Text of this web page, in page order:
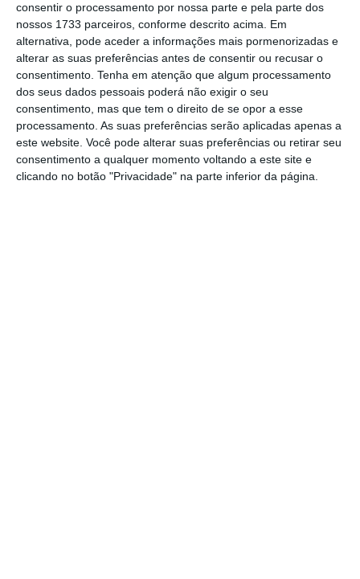
consentir o processamento por nossa parte e pela parte dos
nossos 1733 parceiros, conforme descrito acima. Em
alternativa, pode aceder a informações mais pormenorizadas e
alterar as suas preferências antes de consentir ou recusar o
consentimento. Tenha em atenção que algum processamento
dos seus dados pessoais poderá não exigir o seu
consentimento, mas que tem o direito de se opor a esse
processamento. As suas preferências serão aplicadas apenas a
este website. Você pode alterar suas preferências ou retirar seu
consentimento a qualquer momento voltando a este site e
clicando no botão "Privacidade" na parte inferior da página.